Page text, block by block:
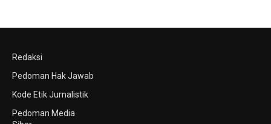
Redaksi
Pedoman Hak Jawab
Kode Etik Jurnalistik
Pedoman Media